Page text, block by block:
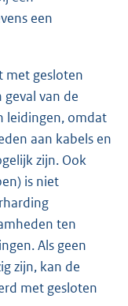
een
met gesloten
van de
leidingen, omdat
aan kabels en
zijn. Ook
is niet
ten
Als geen
zijn, kan de
met gesloten